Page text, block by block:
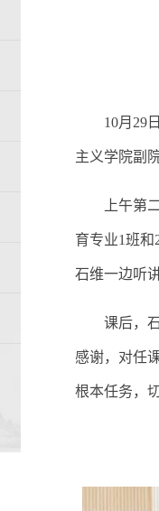
10月29
主义学院副
上午第
育专业1班和
石维一边听
课后，
感谢，对任
根本任务，